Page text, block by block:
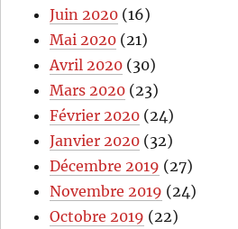
Juin 2020 (16)
Mai 2020 (21)
Avril 2020 (30)
Mars 2020 (23)
Février 2020 (24)
Janvier 2020 (32)
Décembre 2019 (27)
Novembre 2019 (24)
Octobre 2019 (22)